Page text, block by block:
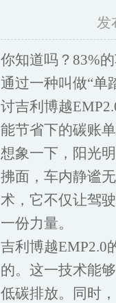
发
你知道吗？83%
通过一种叫做“单
讨吉利博越
能节省下的碳账
想象一下，阳光
拂面，车内静谧
术，它不仅让驾
一份力量。
吉利博越EMP2.0
的。这一技术能
低碳排放。同时